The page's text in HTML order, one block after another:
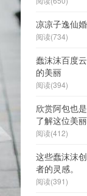
凉凉子逸仙
阅读(734)
蠢沫沫百度
的美丽
阅读(394)
欣赏阿包也
了解这位美
阅读(412)
这些蠢沫沫
者的灵感。
阅读(391)